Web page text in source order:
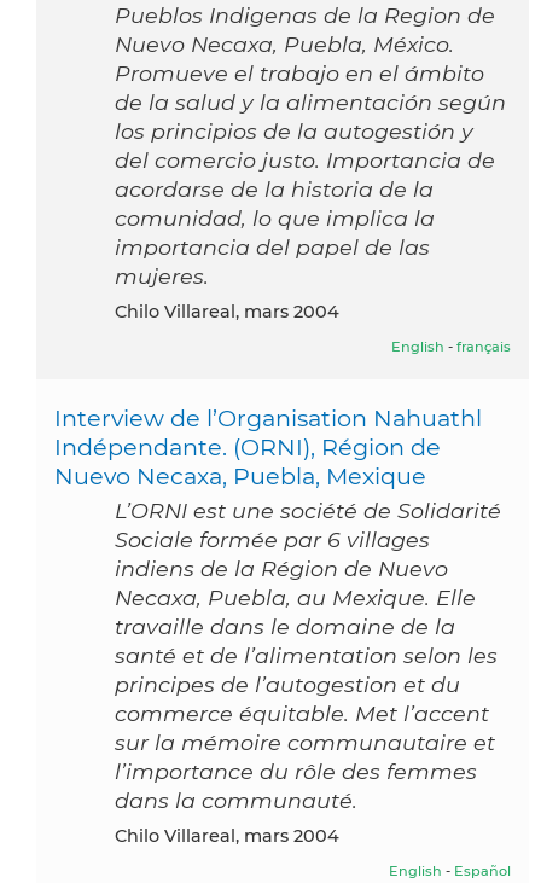
Pueblos Indigenas de la Region de
Nuevo Necaxa, Puebla, México.
Promueve el trabajo en el ámbito
de la salud y la alimentación según
los principios de la autogestión y
del comercio justo. Importancia de
acordarse de la historia de la
comunidad, lo que implica la
importancia del papel de las
mujeres.
Chilo Villareal, mars 2004
English - français
Interview de l’Organisation Nahuathl
Indépendante. (ORNI), Région de
Nuevo Necaxa, Puebla, Mexique
L’ORNI est une société de Solidarité
Sociale formée par 6 villages
indiens de la Région de Nuevo
Necaxa, Puebla, au Mexique. Elle
travaille dans le domaine de la
santé et de l’alimentation selon les
principes de l’autogestion et du
commerce équitable. Met l’accent
sur la mémoire communautaire et
l’importance du rôle des femmes
dans la communauté.
Chilo Villareal, mars 2004
English - Español